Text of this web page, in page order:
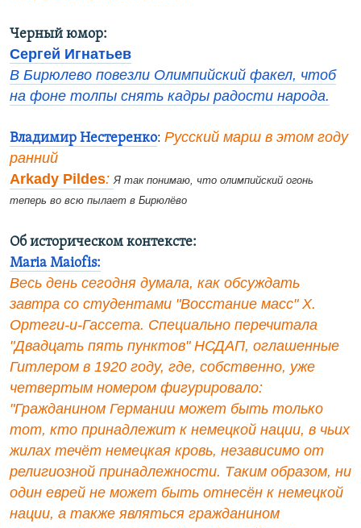
Черный юмор:
Сергей Игнатьев
В Бирюлево повезли Олимпийский факел, чтоб
на фоне толпы снять кадры радости народа.
Владимир Нестеренко: Русский марш в этом году
ранний
Arkady Pildes: Я так понимаю, что олимпийский огонь
теперь во всю пылает в Бирюлёво
Об историческом контексте:
Maria Maiofis:
Весь день сегодня думала, как обсуждать
завтра со студентами "Восстание масс" Х.
Ортеги-и-Гассета. Специально перечитала
"Двадцать пять пунктов" НСДАП, оглашенные
Гитлером в 1920 году, где, собственно, уже
четвертым номером фигурировало:
"Гражданином Германии может быть только
тот, кто принадлежит к немецкой нации, в чьих
жилах течёт немецкая кровь, независимо от
религиозной принадлежности. Таким образом, ни
один еврей не может быть отнесён к немецкой
нации, а также являться гражданином